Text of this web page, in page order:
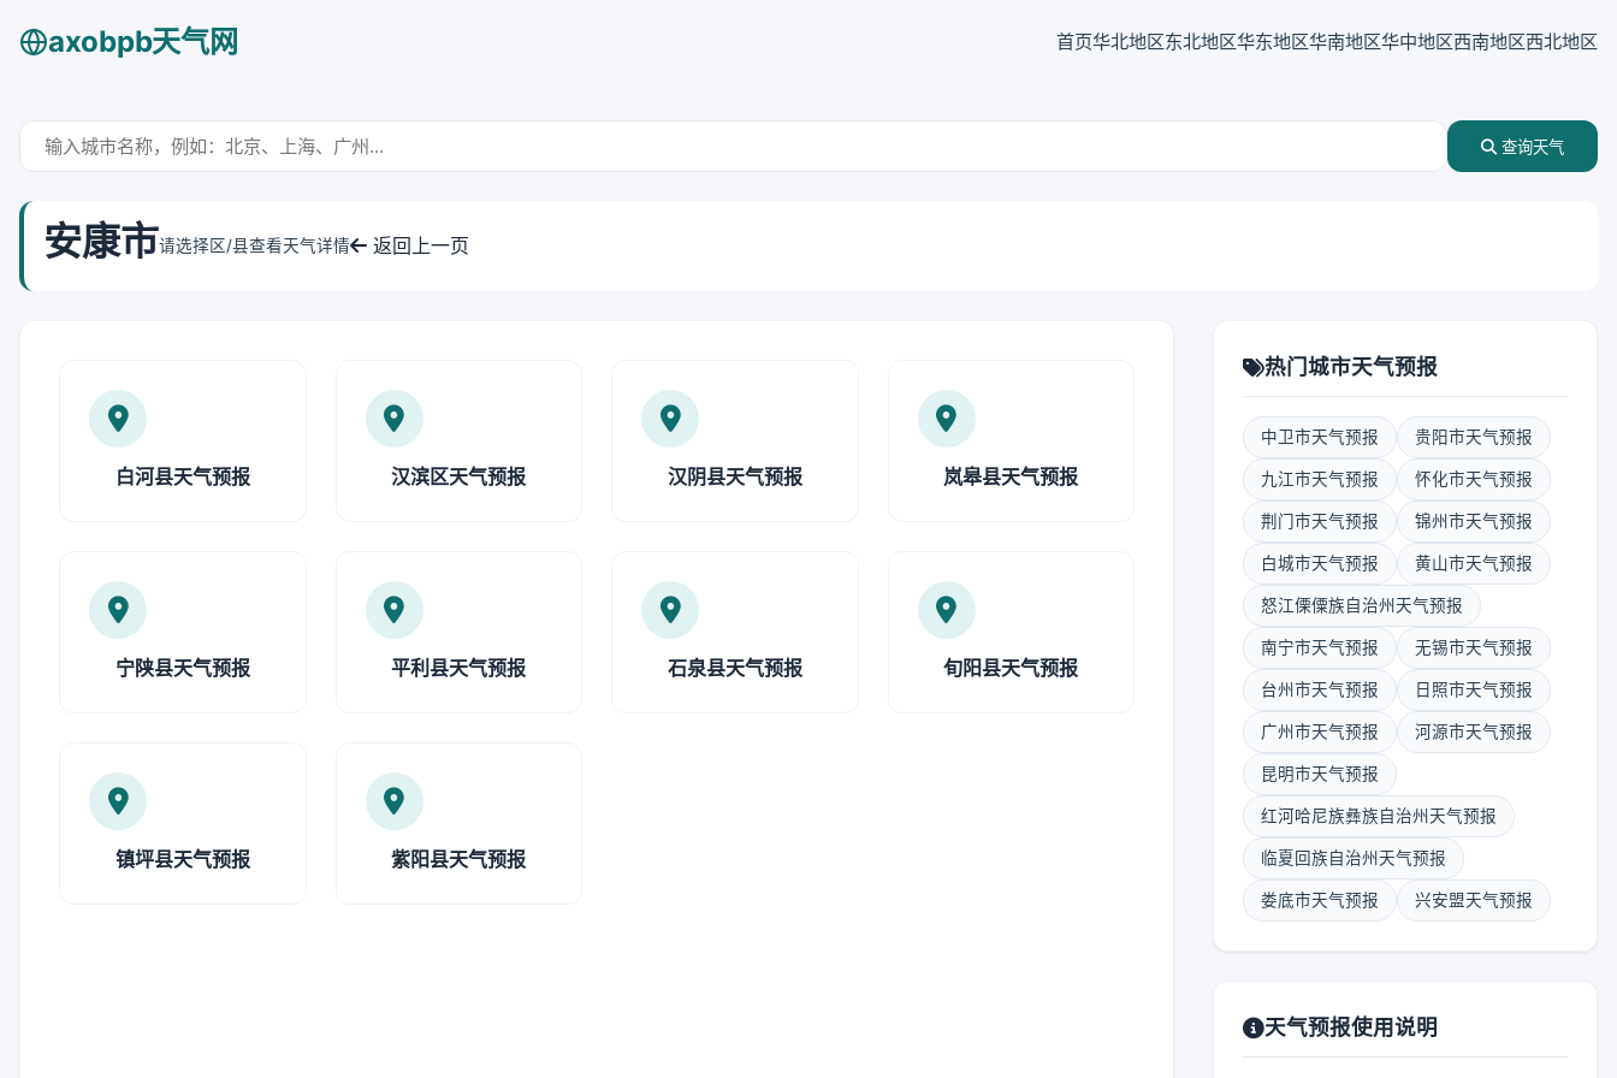
axobpb天气网 首页华北地区东北地区华东地区华南地区华中地区西南地区西北地区
查询天气
安康市请选择区/县查看天气详情 返回上一页
白河县天气预报 汉滨区天气预报 汉阴县天气预报 岚皋县天气预报
宁陕县天气预报 平利县天气预报 石泉县天气预报 旬阳县天气预报
镇坪县天气预报 紫阳县天气预报
热门城市天气预报
中卫市天气预报 贵阳市天气预报
九江市天气预报 怀化市天气预报
荆门市天气预报 锦州市天气预报
白城市天气预报 黄山市天气预报
怒江傈僳族自治州天气预报
南宁市天气预报 无锡市天气预报
台州市天气预报 日照市天气预报
广州市天气预报 河源市天气预报
昆明市天气预报
红河哈尼族彝族自治州天气预报
临夏回族自治州天气预报
娄底市天气预报 兴安盟天气预报
天气预报使用说明